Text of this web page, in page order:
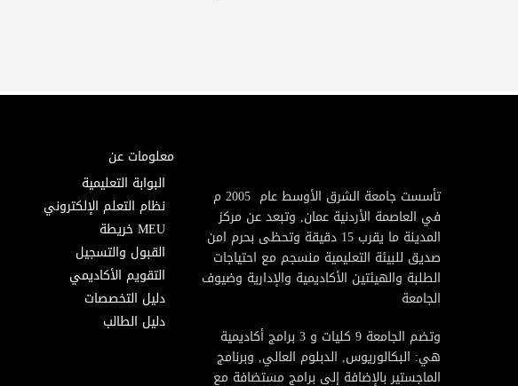
تأسست جامعة الشرق الأوسط عام 2005 م
في العاصمة الأردنية عمان, وتبعد عن مركز
المدينة ما يقرب 15 دقيقة وتحظى بحرم امن
صديق للبيئة التعليمية منسجم مع احتياجات
الطلبة والهيئتين الأكاديمية والإدارية وضيوف
الجامعة
وتضم الجامعة 9 كليات و 3 برامج أكاديمية
هي: البكالوريوس, الدبلوم العالي, وبرنامج
الماجستير بالإضافة إلى برامج مستضافة مع
معلومات عن
البوابة التعليمية
نظام التعلم الإلكتروني
MEU خريطة
القبول والتسجيل
التقويم الأكاديمي
دليل التخصصات
دليل الطالب